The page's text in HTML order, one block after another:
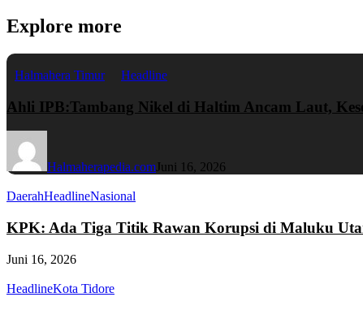
Explore more
Halmahera Timur Headline
Ahli IPB:Tambang Nikel di Haltim Ancam Laut,
Halmaherapedia.comJuni 16, 2026
DaerahHeadlineNasional
KPK: Ada Tiga Titik Rawan Korupsi di Maluku
Juni 16, 2026
HeadlineKota Tidore